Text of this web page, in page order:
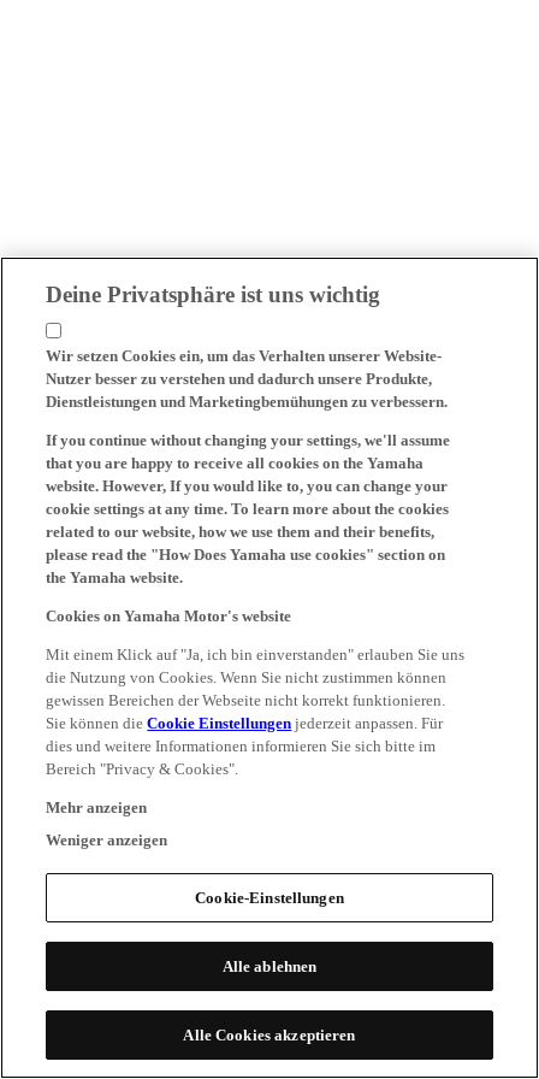
Deine Privatsphäre ist uns wichtig
Wir setzen Cookies ein, um das Verhalten unserer Website-
Nutzer besser zu verstehen und dadurch unsere Produkte,
Dienstleistungen und Marketingbemühungen zu verbessern.
If you continue without changing your settings, we'll assume
that you are happy to receive all cookies on the Yamaha
website. However, If you would like to, you can change your
cookie settings at any time. To learn more about the cookies
related to our website, how we use them and their benefits,
please read the "How Does Yamaha use cookies" section on
the Yamaha website.
Cookies on Yamaha Motor's website
Mit einem Klick auf "Ja, ich bin einverstanden" erlauben Sie uns
die Nutzung von Cookies. Wenn Sie nicht zustimmen können
gewissen Bereichen der Webseite nicht korrekt funktionieren.
Sie können dieCookie Einstellungen jederzeit anpassen. Für
dies und weitere Informationen informieren Sie sich bitte im
Bereich "Privacy & Cookies".
Mehr anzeigen
Weniger anzeigen
Cookie-Einstellungen
Alle ablehnen
Alle Cookies akzeptieren